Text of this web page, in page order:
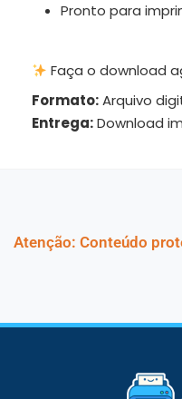
Pronto para
Faça o download
Formato:Arquivo
Entrega:Download
Atenção: Conteúdo